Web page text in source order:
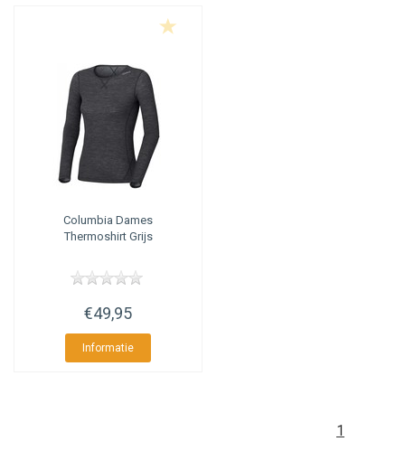
Columbia Dames
Thermoshirt Grijs
€49,95
Informatie
1